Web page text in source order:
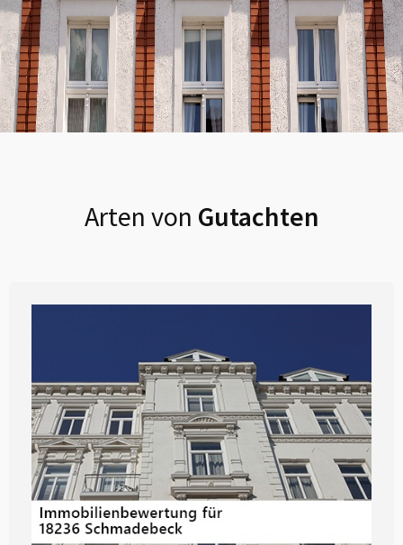
Arten von Gutachten